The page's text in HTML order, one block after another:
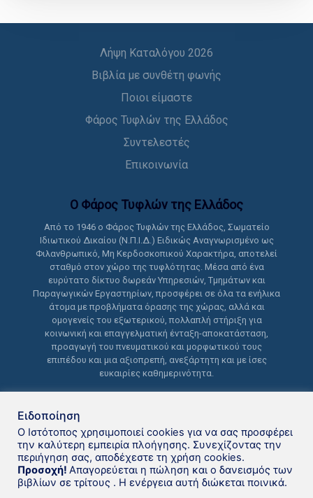
Λήψη Καταλόγου 2026
Βιβλία με συνθέτη φωνής
Ποιοι είμαστε
Φάρος Τυφλών της Ελλάδος
Συντελεστές
Επικοινωνία
Ο Φάρος Τυφλών της Ελλάδoς
Από το 1946 ο Φάρος Τυφλών της Ελλάδος, Σωματείο
Ιδιωτικού Δικαίου (Ν.Π.Ι.Δ.) Ειδικώς Αναγνωρισμένο ως
Φιλανθρωπικό, Μη Κερδοσκοπικού Χαρακτήρα, αποτελεί
σταθμό στον χώρο της τυφλότητας. Μέσα από ένα
ευρύτατο δίκτυο δωρεάν Υπηρεσιών, Τμημάτων και
Παραγωγικών Εργαστηρίων, προσφέρει σε όλα τα ενήλικα
άτομα με προβλήματα όρασης της χώρας, αλλά και
ομογενείς του εξωτερικού, πολλαπλή στήριξη για
κοινωνική και επαγγελματική ένταξη-αποκατάσταση,
προαγωγή του πνευματικού και μορφωτικού τους
επιπέδου και μια αξιοπρεπή, ανεξάρτητη και με ίσες
ευκαιρίες καθημερινότητα.
Δανειστική βιβλιοθήκη Φάρου
Τυφλών της Ελλάδoς © 2021
Ειδοποίηση
Ο Ιστότοπος χρησιμοποιεί cookies για να σας προσφέρει
την καλύτερη εμπειρία πλοήγησης. Συνεχίζοντας την
περιήγηση σας, αποδέχεστε τη χρήση cookies.
Προσοχή! Απαγορεύεται η πώληση και ο δανεισμός των
βιβλίων σε τρίτους . Η ενέργεια αυτή διώκεται ποινικά.